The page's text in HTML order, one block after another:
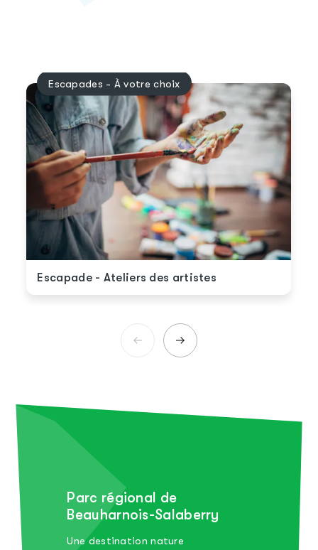
Escapades - À votre choix
Escapade - Ateliers des artistes
Parc régional de
Beauharnois-Salaberry
Une destination nature